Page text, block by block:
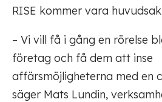
RISE kommer vara
– Vi vill få i gång en rörelse
företag och få dem att inse
affärsmöjligheterna med en
säger Mats Lundin,